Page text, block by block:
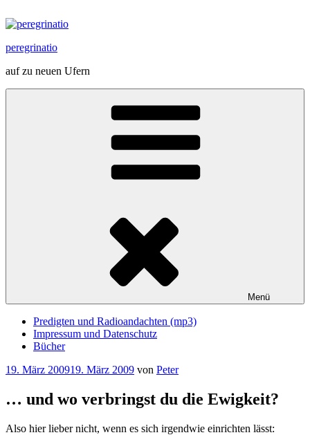
Inhalt
peregrinatio
auf zu neuen Ufern
Menü
Predigten und Radioandachten (mp3)
Impressum und Datenschutz
Bücher
Veröffentlicht
19. März 200919. März 2009 von Peter
… und wo verbringst du die Ewigkeit?
Also hier lieber nicht, wenn es sich irgendwie einrichten lässt: